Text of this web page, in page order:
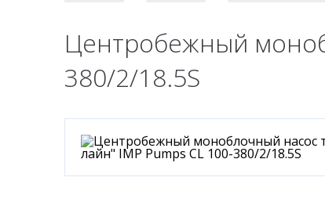
Центробежный
380/2/18.5S